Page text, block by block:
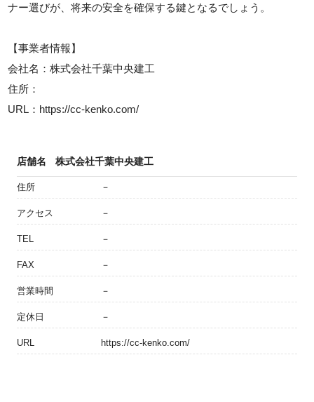
ナー選びが、将来の安全を確保する鍵となるでしょう。
【事業者情報】
会社名：株式会社千葉中央建工
住所：
URL：https://cc-kenko.com/
店舗名 株式会社千葉中央建工
住所 －
アクセス －
TEL －
FAX －
営業時間 －
定休日 －
URL https://cc-kenko.com/